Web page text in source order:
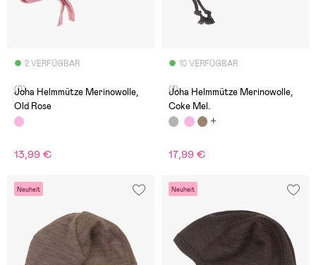
2 VERFÜGBAR
(0)
Joha Helmmütze Merinowolle,
Old Rose
13,99 €
10 VERFÜGBAR
(1)
Joha Helmmütze Merinowolle,
Coke Mel.
17,99 €
Neuheit Neuheit